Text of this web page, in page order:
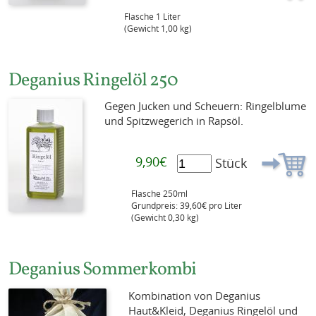
Flasche 1 Liter
(Gewicht 1,00 kg)
Deganius Ringelöl 250
Gegen Jucken und Scheuern: Ringelblume
und Spitzwegerich in Rapsöl.
9,90€ Stück
Flasche 250ml
Grundpreis: 39,60€ pro Liter
(Gewicht 0,30 kg)
Deganius Sommerkombi
Kombination von Deganius
Haut&Kleid, Deganius Ringelöl und